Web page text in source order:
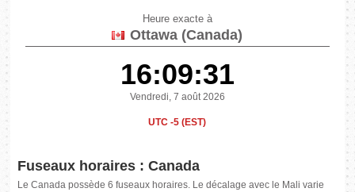
Heure exacte à
Ottawa (Canada)
16:09:31
Vendredi, 7 août 2026
UTC -5 (EST)
Fuseaux horaires : Canada
Le Canada possède 6 fuseaux horaires. Le décalage avec le Mali varie